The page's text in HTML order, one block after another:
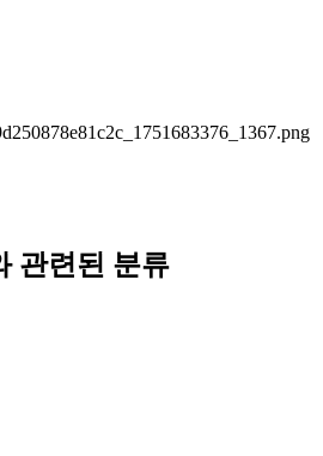
관련된 분류